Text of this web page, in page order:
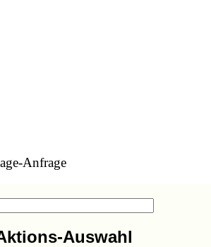
Anfrage
Auswahl